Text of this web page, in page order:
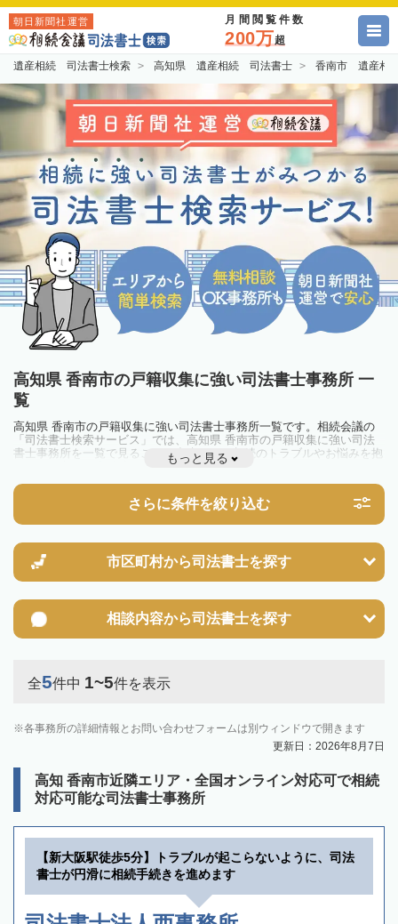
朝日新聞社運営 月間閲覧件数
200万超
遺産相続 司法書士検索 高知県 遺産相続 司法書士 香南市 遺産相
高知県 香南市の戸籍収集に強い司法書士事務所 一
覧
高知県 香南市の戸籍収集に強い司法書士事務所一覧です。相続会議の
「司法書士検索サービス」では、高知県 香南市の戸籍収集に強い司法
書士事務所を一覧で見ることが出来ます。相続のトラブルやお悩みを抱
えている方は一度近隣の司法書士に相談してみましょう。
もっと見る
さらに条件を絞り込む
市区町村から司法書士を探す
相談内容から司法書士を探す
全5件中 1~5件を表示
各事務所の詳細情報とお問い合わせフォームは別ウィンドウで開きます
更新日：2026年8月7日
高知 香南市近隣エリア・全国オンライン対応可で相続
対応可能な司法書士事務所
【新大阪駅徒歩5分】トラブルが起こらないように、司法
書士が円滑に相続手続きを進めます